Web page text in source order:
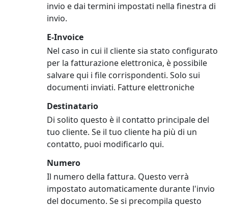
invio e dai termini impostati nella finestra di
invio.
E-Invoice
Nel caso in cui il cliente sia stato configurato
per la fatturazione elettronica, è possibile
salvare qui i file corrispondenti. Solo sui
documenti inviati. Fatture elettroniche
Destinatario
Di solito questo è il contatto principale del
tuo cliente. Se il tuo cliente ha più di un
contatto, puoi modificarlo qui.
Numero
Il numero della fattura. Questo verrà
impostato automaticamente durante l'invio
del documento. Se si precompila questo